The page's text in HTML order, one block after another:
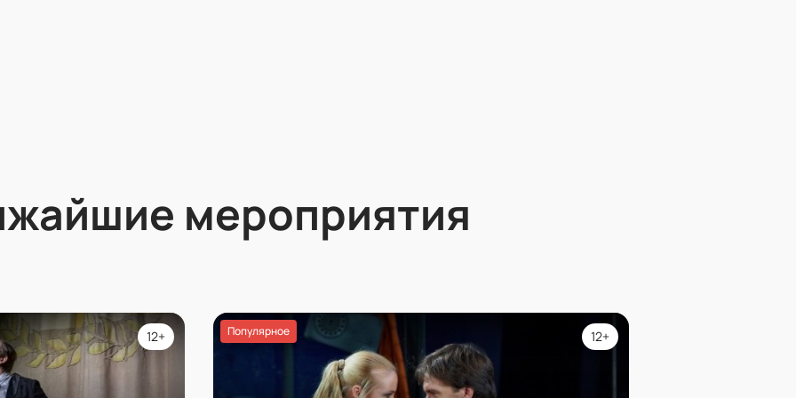
мероприятия
12+ Популярное 12+